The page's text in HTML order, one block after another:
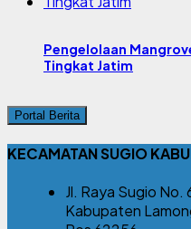
Pengelolaan
Tingkat Jatim
Portal Berita
KECAMATAN SUGIO
Jl. Raya Sugio
Kabupaten